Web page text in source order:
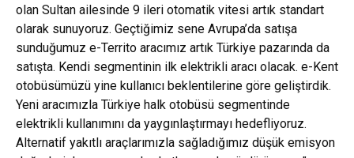
olan Sultan ailesinde 9 ileri otomatik vitesi artık standart
olarak sunuyoruz. Geçtiğimiz sene Avrupa’da satışa
sunduğumuz e-Territo aracımız artık Türkiye pazarında da
satışta. Kendi segmentinin ilk elektrikli aracı olacak. e-Kent
otobüsümüzü yine kullanıcı beklentilerine göre geliştirdik.
Yeni aracımızla Türkiye halk otobüsü segmentinde
elektrikli kullanımını da yaygınlaştırmayı hedefliyoruz.
Alternatif yakıtlı araçlarımızla sağladığımız düşük emisyon